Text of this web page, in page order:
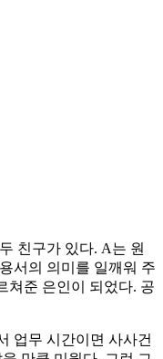
친구가 있다. A는 원
서의 의미를 일깨워 주
쳐준 은인이 되었다. 공
업무 시간이면 사사건